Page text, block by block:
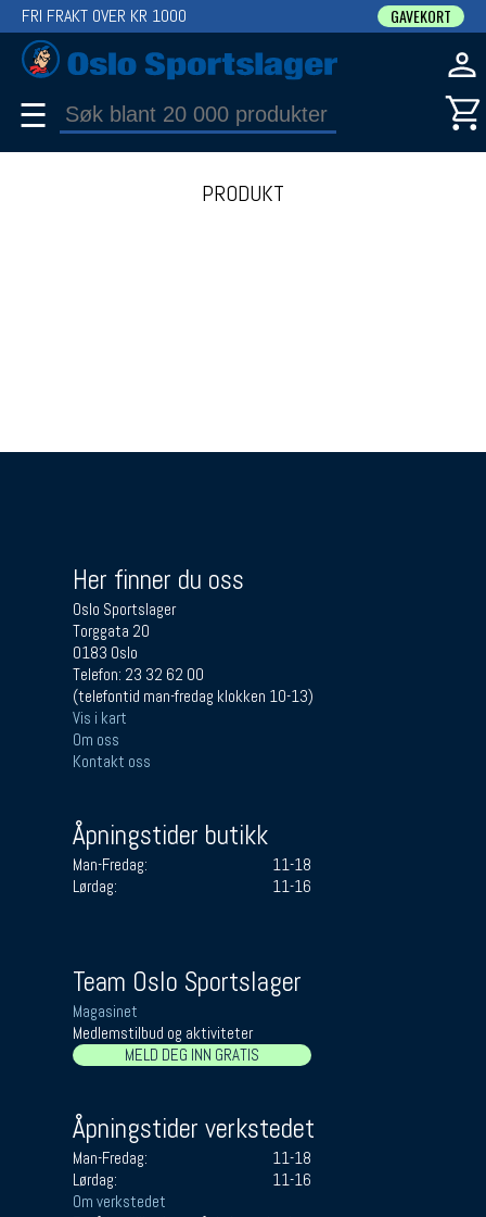
FRI FRAKT OVER KR 1000 GAVEKORT
☰
PRODUKT
Her finner du oss
Oslo Sportslager
Torggata 20
0183 Oslo
Telefon: 23 32 62 00
(telefontid man-fredag klokken 10-13)
Vis i kart
Om oss
Kontakt oss
Åpningstider butikk
Man-Fredag:
11-18
Lørdag:
11-16
Team Oslo Sportslager
Magasinet
Medlemstilbud og aktiviteter
MELD DEG INN GRATIS
Åpningstider verkstedet
Man-Fredag:
11-18
Lørdag:
11-16
Om verkstedet